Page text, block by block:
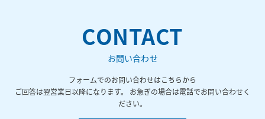
CONTACT
お問い合わせ
フォームでのお問い合わせはこちらから
ご回答は翌営業日以降になります。 お急ぎの場合は電話でお問い合わせく
ださい。